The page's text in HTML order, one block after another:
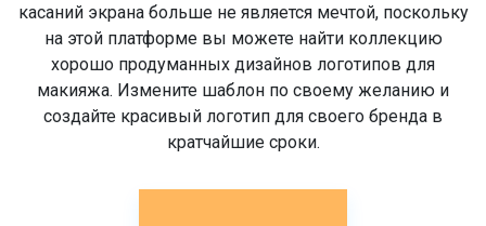
касаний экрана больше не является мечтой, поскольку
на этой платформе вы можете найти коллекцию
хорошо продуманных дизайнов логотипов для
макияжа. Измените шаблон по своему желанию и
создайте красивый логотип для своего бренда в
кратчайшие сроки.